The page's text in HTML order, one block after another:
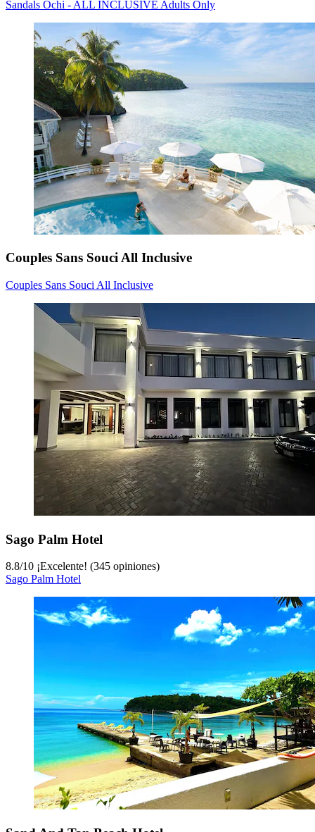
Sandals Ochi - ALL INCLUSIVE Adults Only
Couples Sans Souci All Inclusive
Couples Sans Souci All Inclusive
Sago Palm Hotel
8.8/10 ¡Excelente! (345 opiniones)
Sago Palm Hotel